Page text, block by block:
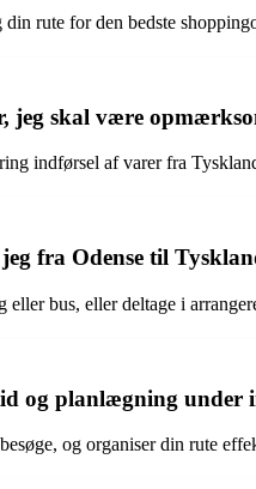
rute for den bedste
jeg skal være
indførsel af varer fra
fra Odense til
bus, eller deltage i
og planlægning under
og organiser din rute